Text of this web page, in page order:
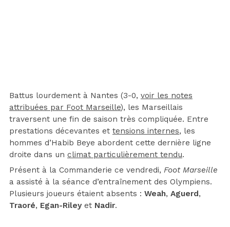
Battus lourdement à Nantes (3-0, voir les notes
attribuées par Foot Marseille), les Marseillais
traversent une fin de saison très compliquée. Entre
prestations décevantes et tensions internes, les
hommes d’Habib Beye abordent cette dernière ligne
droite dans un climat particulièrement tendu.
Présent à la Commanderie ce vendredi, Foot Marseille
a assisté à la séance d’entraînement des Olympiens.
Plusieurs joueurs étaient absents : Weah, Aguerd,
Traoré, Egan-Riley et Nadir.